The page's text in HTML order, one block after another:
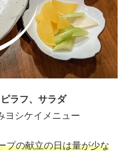
ラフ、サラダ
ヨシケイメニュー
プの献立の日は量が少な